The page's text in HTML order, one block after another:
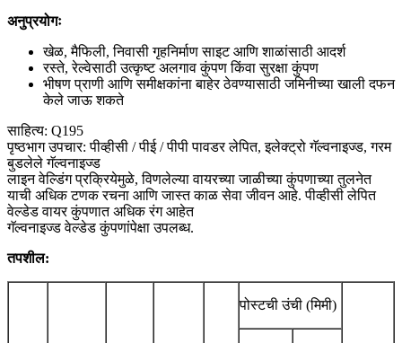
अनुप्रयोगः
खेळ, मैफिली, निवासी गृहनिर्माण साइट आणि शाळांसाठी आदर्श
रस्ते, रेल्वेसाठी उत्कृष्ट अलगाव कुंपण किंवा सुरक्षा कुंपण
भीषण प्राणी आणि समीक्षकांना बाहेर ठेवण्यासाठी जमिनीच्या खाली दफन
केले जाऊ शकते
साहित्य: Q195
पृष्ठभाग उपचार: पीव्हीसी / पीई / पीपी पावडर लेपित, इलेक्ट्रो गॅल्वनाइज्ड, गरम
बुडलेले गॅल्वनाइज्ड
लाइन वेल्डिंग प्रक्रियेमुळे, विणलेल्या वायरच्या जाळीच्या कुंपणाच्या तुलनेत
याची अधिक टणक रचना आणि जास्त काळ सेवा जीवन आहे. पीव्हीसी लेपित
वेल्डेड वायर कुंपणात अधिक रंग आहेत
गॅल्वनाइज्ड वेल्डेड कुंपणांपेक्षा उपलब्ध.
तपशील:
पोस्टची उंची (मिमी)